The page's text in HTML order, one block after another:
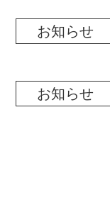
お知らせ
お知らせ